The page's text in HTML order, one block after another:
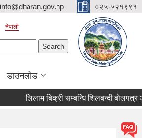
info@dharan.gov.np ०२५-५२१९९१
नेपाली
डाउनलोड